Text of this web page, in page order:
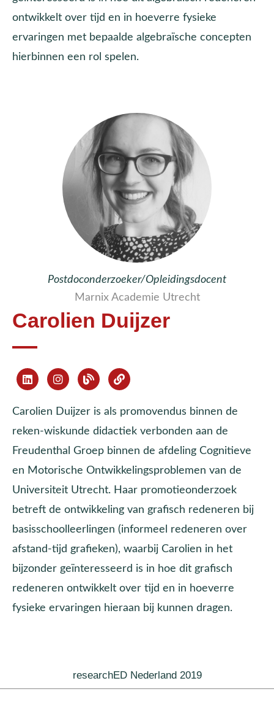
ontwikkelt over tijd en in hoeverre fysieke
ervaringen met bepaalde algebraïsche concepten
hierbinnen een rol spelen.
Postdoconderzoeker/Opleidingsdocent
Marnix Academie Utrecht
Carolien Duijzer
Carolien Duijzer is als promovendus binnen de
reken-wiskunde didactiek verbonden aan de
Freudenthal Groep binnen de afdeling Cognitieve
en Motorische Ontwikkelingsproblemen van de
Universiteit Utrecht. Haar promotieonderzoek
betreft de ontwikkeling van grafisch redeneren bij
basisschoolleerlingen (informeel redeneren over
afstand-tijd grafieken), waarbij Carolien in het
bijzonder geïnteresseerd is in hoe dit grafisch
redeneren ontwikkelt over tijd en in hoeverre
fysieke ervaringen hieraan bij kunnen dragen.
researchED Nederland 2019